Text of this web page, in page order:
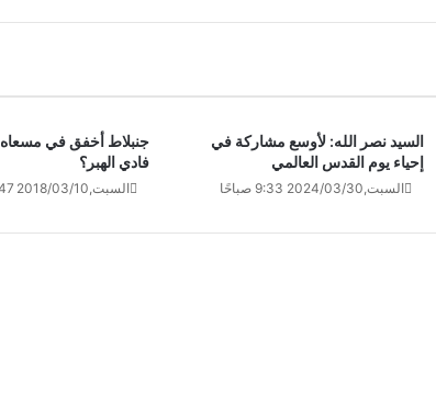
جنبلاط أخفق في
فادي الهبر؟
السبت,2018/03/10 8:47 صباحًا
السيد نصر الله: لأوسع مشاركة في
إحياء يوم القدس العالمي
السبت,2024/03/30 9:33 صباحًا